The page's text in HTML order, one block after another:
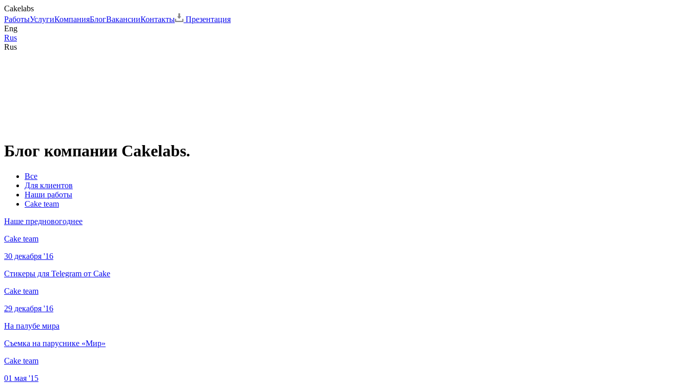
Cakelabs
РаботыУслугиКомпанияБлогВакансииКонтакты
Презентация
Eng
Rus
Rus
Блог компании Cakelabs.
Все
Для клиентов
Наши работы
Cake team
Наше предновогоднее
Cake team
30 декабря '16
Стикеры для Telegram от Cake
Cake team
29 декабря '16
На палубе мира
Съемка на паруснике «Мир»
Cake team
01 мая '15